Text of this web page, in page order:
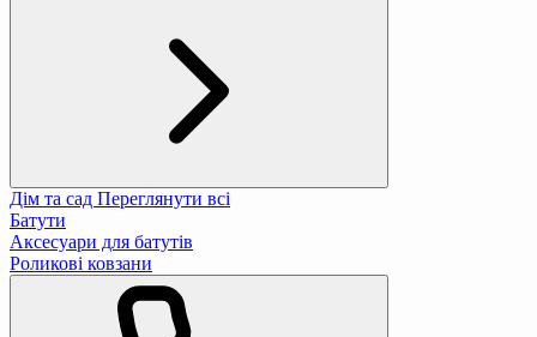
Дім та сад Переглянути всі
Батути
Аксесуари для батутів
Роликові ковзани